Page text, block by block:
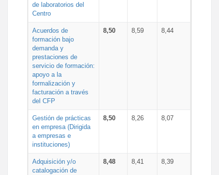
de laboratorios del
Centro
Acuerdos de
formación bajo
demanda y
prestaciones de
servicio de formación:
apoyo a la
formalización y
facturación a través
del CFP
8,50 8,59 8,44
Gestión de prácticas
en empresa (Dirigida
a empresas e
instituciones)
8,50 8,26 8,07
Adquisición y/o
catalogación de
8,48 8,41 8,39